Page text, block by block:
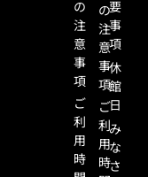
の
注
意
事
項
ご
利
用
時
の
注
意
事
項
ご
利
用
時
要
事
項
休
館
日
み
な
さ